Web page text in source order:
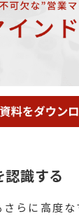
認識する
らに高度